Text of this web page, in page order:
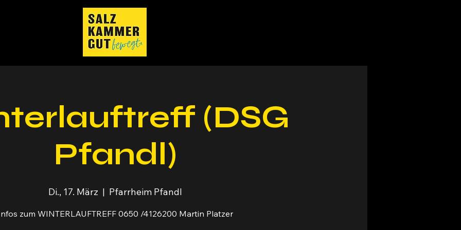
(DSG
Pfandl)
Di., 17. März
  |
Pfarrheim Pfandl
zum WINTERLAUFTREFF 0650 /4126200 Martin Platzer